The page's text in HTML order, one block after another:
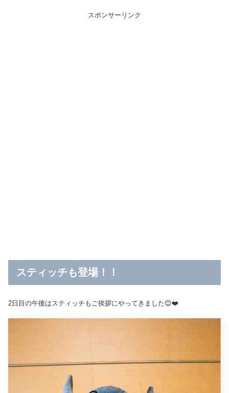
スポンサーリンク
スティッチも登場！！
2日目の午後はスティッチもご挨拶にやってきました😊❤️